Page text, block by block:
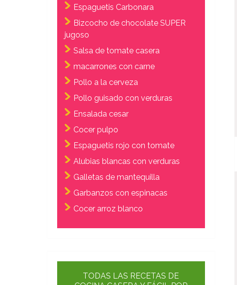
Espaguetis Carbonara
Bizcocho de chocolate SUPER
jugoso
Salsa de tomate casera
macarrones con carne
Pollo a la cerveza
Pollo guisado con verduras
Ensalada cesar
Cocer pulpo
Espaguetis rojo con tomate
Alubias blancas con verduras
Galletas de mantequilla
Garbanzos con espinacas
Cocer arroz blanco
TODAS LAS RECETAS DE